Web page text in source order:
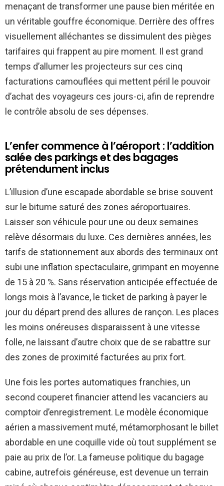
menaçant de transformer une pause bien méritée en
un véritable gouffre économique. Derrière des offres
visuellement alléchantes se dissimulent des pièges
tarifaires qui frappent au pire moment. Il est grand
temps d’allumer les projecteurs sur ces cinq
facturations camouflées qui mettent péril le pouvoir
d’achat des voyageurs ces jours-ci, afin de reprendre
le contrôle absolu de ses dépenses.
L’enfer commence à l’aéroport : l’addition
salée des parkings et des bagages
prétendument inclus
L’illusion d’une escapade abordable se brise souvent
sur le bitume saturé des zones aéroportuaires.
Laisser son véhicule pour une ou deux semaines
relève désormais du luxe. Ces dernières années, les
tarifs de stationnement aux abords des terminaux ont
subi une inflation spectaculaire, grimpant en moyenne
de 15 à 20 %. Sans réservation anticipée effectuée de
longs mois à l’avance, le ticket de parking à payer le
jour du départ prend des allures de rançon. Les places
les moins onéreuses disparaissent à une vitesse
folle, ne laissant d’autre choix que de se rabattre sur
des zones de proximité facturées au prix fort.
Une fois les portes automatiques franchies, un
second couperet financier attend les vacanciers au
comptoir d’enregistrement. Le modèle économique
aérien a massivement muté, métamorphosant le billet
abordable en une coquille vide où tout supplément se
paie au prix de l’or. La fameuse politique du bagage
cabine, autrefois généreuse, est devenue un terrain